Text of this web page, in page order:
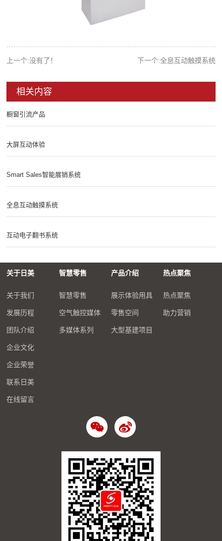
上一个:没有了！ 下一个:全息互动触摸系统
相关内容
橱窗引流产品
大屏互动体验
Smart Sales智能展销系统
全息互动触摸系统
互动电子翻书系统
关于日美
关于我们
发展历程
团队介绍
企业文化
企业荣誉
联系日美
在线留言
智慧零售
智慧零售
空气触控媒体
多媒体系列
产品介绍
展示体验用具
零售空间
大型基建项目
热点聚焦
热点聚焦
助力营销